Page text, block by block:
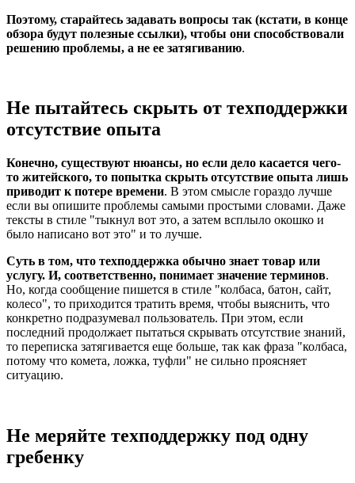
Поэтому, старайтесь задавать вопросы так (кстати, в конце
обзора будут полезные ссылки), чтобы они способствовали
решению проблемы, а не ее затягиванию.
Не пытайтесь скрыть от техподдержки
отсутствие опыта
Конечно, существуют нюансы, но если дело касается чего-
то житейского, то попытка скрыть отсутствие опыта лишь
приводит к потере времени. В этом смысле гораздо лучше
если вы опишите проблемы самыми простыми словами. Даже
тексты в стиле "тыкнул вот это, а затем всплыло окошко и
было написано вот это" и то лучше.
Суть в том, что техподдержка обычно знает товар или
услугу. И, соответственно, понимает значение терминов.
Но, когда сообщение пишется в стиле "колбаса, батон, сайт,
колесо", то приходится тратить время, чтобы выяснить, что
конкретно подразумевал пользователь. При этом, если
последний продолжает пытаться скрывать отсутствие знаний,
то переписка затягивается еще больше, так как фраза "колбаса,
потому что комета, ложка, туфли" не сильно проясняет
ситуацию.
Не меряйте техподдержку под одну
гребенку